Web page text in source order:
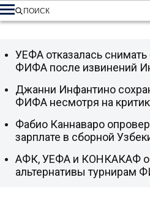
ПОИСК
УЕФА отказалась
ФИФА после извинений
Джанни Инфантино
ФИФА несмотря на
Фабио Каннаваро
зарплате в сборной
АФК, УЕФА и КОНКАКАФ
альтернативы турнирам